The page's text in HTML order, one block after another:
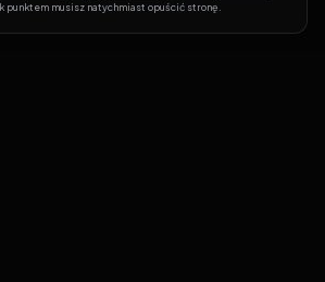
punktem musisz natychmiast opuścić stronę.